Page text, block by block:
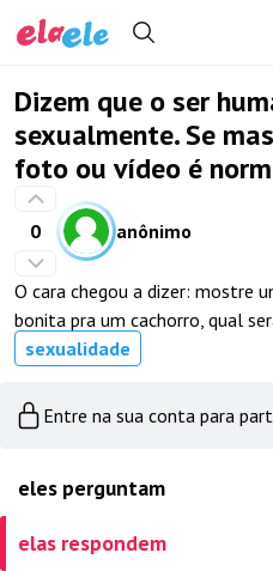
Dizem que o ser
sexualmente. Se
foto ou vídeo é
0 anônimo
O cara chegou a dizer: mostre
bonita pra um cachorro, qual
sexualidade
Entre na sua conta para
eles perguntam
elas respondem